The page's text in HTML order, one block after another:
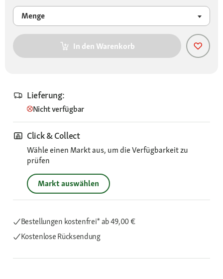
Menge
In den Warenkorb
Lieferung:
Nicht verfügbar
Click & Collect
Wähle einen Markt aus, um die Verfügbarkeit zu
prüfen
Markt auswählen
Bestellungen kostenfrei*ab 49,00 €
Kostenlose Rücksendung